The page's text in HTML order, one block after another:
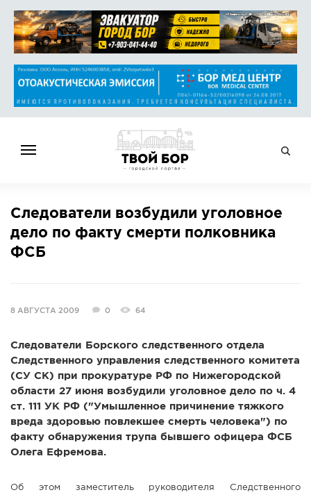
НОВОСТИ
СПРАВОЧНИК
АФИША
КАМЕРЫ
КОНКУРСЫ
СТАТЬИ
ПРЕДЛОЖИТЬ НОВОСТЬ
Следователи возбудили уголовное
дело по факту смерти полковника
ФСБ
8 АВГУСТА 2009 0 64
Следователи Борского следственного отдела
Следственного управления следственного комитета
(СУ СК) при прокуратуре РФ по Нижегородской
области 27 июня возбудили уголовное дело по ч. 4
ст. 111 УК РФ ("Умышленное причинение тяжкого
вреда здоровью повлекшее смерть человека") по
факту обнаружения трупа бывшего офицера ФСБ
Олега Ефремова.
Об этом заместитель руководителя Следственного